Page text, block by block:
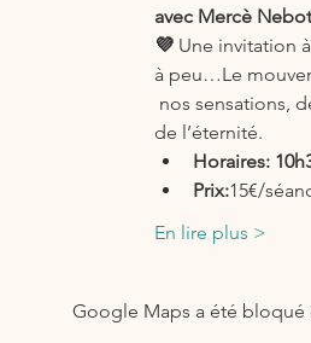
avec Mercè Nebot
💜 Une invitation
à peu…Le
nos sensations,
de l’éternité.
Horaires:
Prix:15€/
En lire plus >
Google Maps a été bloqué